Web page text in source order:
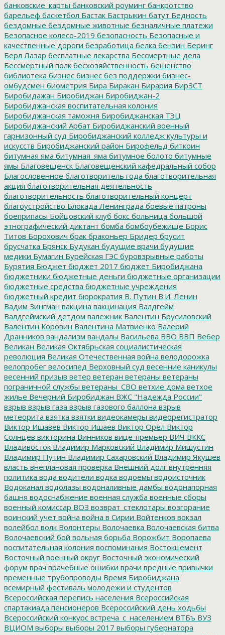
банковские_карты банковский роуминг банкротство
барельеф баскетбол Бастак Бастрыкин батут Бедность
бездомные бездомные животные безналичные платежи
Безопасное колесо-2019 безопасность Безопасные и
качественные дороги безработица белка бензин Беринг
Берл Лазар бесплатные лекарства Бессмертные дела
Бессмертный полк бесхозяйственность бешенство
библиотека бизнес бизнес без поддержки бизнес-
омбудсмен биометрия Бира Биракан Бирария БирЗСТ
Биробидажан Биробиджан Биробиджан-2
Биробиджанская воспитательная колония
Биробиджанская таможня Биробиджанская ТЭЦ
Биробиджанский Арбат Биробиджанский военный
гарнизонный суд Биробиджанский колледж культуры и
искусств Биробиджанский район Бирофельд биткоин
битумная яма битумная_яма битумное болото битумные
ямы Благовещенск Благовещенский кафедральный собор
Благословенное благотворитель года благотворительная
акция благотворительная деятельность
благотворительность благотворительный концерт
благоустройство Блокада Ленинграда боевые патроны
боеприпасы Бойцовский клуб бокс больница большой
этнографический диктант бомба бомбоубежище Борис
Титов Борохович брак браконьер Бридер брусит
брусчатка Брянск Будукан будущие врачи будущие
медики Бумагин Бурейская ГЭС буровзрывные работы
Бурятия Бюджет бюджет 2017 бюджет Биробиджана
бюджетники бюджетные деньги бюджетные организации
бюджетные средства бюджетные учреждения
бюджетный кредит бюрократия В. Путин В.И. Ленин
Вадим Зингман вакцина вакцинация Валдгейм
Валдгеймский детдом валежник Валентин Брусиловский
Валентин Коровин Валентина Матвиенко Валерий
Дранников вандализм вандалы Васильева ВВО ВВП Вебер
Великан Великая Октябрьская социалистическая
революция Великая Отечественная война велодорожка
велопробег велосипед Верховный суд весенние каникулы
весенний призыв ветер ветеран ветераны ветераны
пограничной службы ветераны_СВО ветхие дома ветхое
жилье Вечерний Биробиджан ВЖС "Надежда России"
взрыв взрыв газа взрыв газового баллона взрыв
метеорита взятка взятки видеокамеры видеорегистратор
Виктор Ишавев Виктор Ишаев Виктор Орёл Виктор
Солнцев викторина Винников вице-премьер ВИЧ ВККС
Владивосток Владимир Марковский Владимир Мишустин
Владимир Путин Владимир Сахаровский Владимир Якушев
власть внеплановая проверка Внешний долг внутренняя
политика вода водители водка водоемы водоисточник
Водоканал водолазы водоналивные дамбы водонапорная
башня водоснабжение военная служба военные сборы
военный комиссар ВОЗ возврат_стеклотары возгорание
воинский учет война война в Сирии Войтенков вокзал
волейбол волк Волонтеры Волочаевка Волочаевская битва
Волочаевский бой вольная борьба Ворожбит Воропаева
воспитательная колония воспоминания Востокцемент
Восточный военный округ Восточный экономический
форум врач врачебные ошибки врачи вредные привычки
временные трубопроводы Время Биробиджана
всемирный фестиваль молодежи и студентов
Всероссийская перепись населения Всероссийская
спартакиада пенсионеров Всероссийский день ходьбы
Всероссийский конкурс встреча_с_населением ВТБъ ВУЗ
ВЦИОМ выборы выборы 2017 выборы губернатора